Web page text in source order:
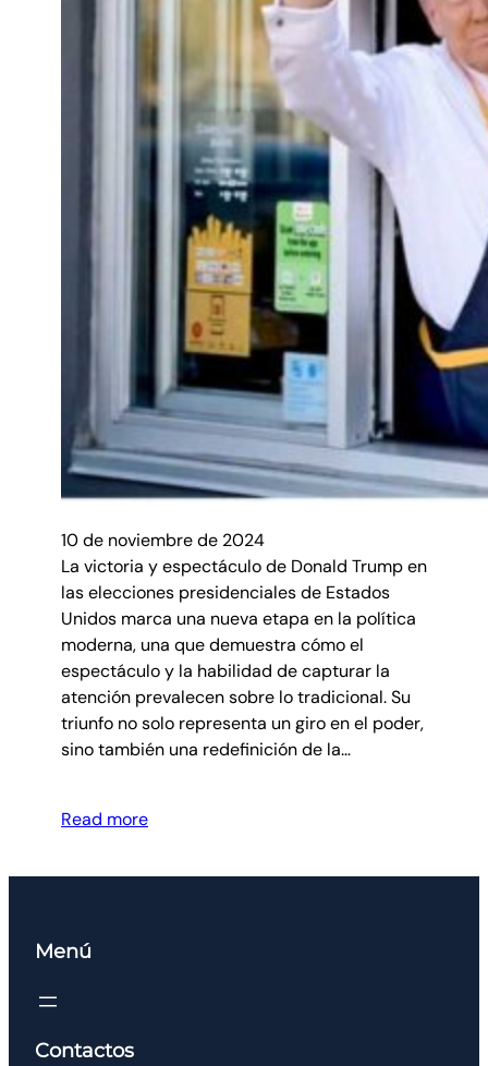
10 de noviembre de 2024
La victoria y espectáculo de Donald Trump en
las elecciones presidenciales de Estados
Unidos marca una nueva etapa en la política
moderna, una que demuestra cómo el
espectáculo y la habilidad de capturar la
atención prevalecen sobre lo tradicional. Su
triunfo no solo representa un giro en el poder,
sino también una redefinición de la…
Read more
Menú
Contactos